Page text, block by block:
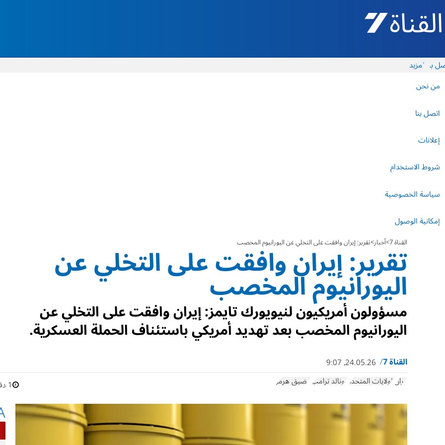
القناة 7 - أروتس شيفع
بنا
من نحن
اتصل بنا
إعلانات
شروط الاستخدام
سياسة الخصوصية
إمكانية الوصول
المزيد
القناة 7 أخبار تقرير: إيران وافقت على التخلي عن اليورانيوم المخصب
تقرير: إيران وافقت على التخلي عن
اليورانيوم المخصب
مسؤولون أمريكيون لنيويورك تايمز: إيران وافقت على التخلي عن
اليورانيوم المخصب بعد تهديد أمريكي باستئناف الحملة العسكرية.
القناة 7
24.05.26, 9:07
إيرانالولايات المتحدة دونالد ترامب مضيق هرمز 1 دقائق